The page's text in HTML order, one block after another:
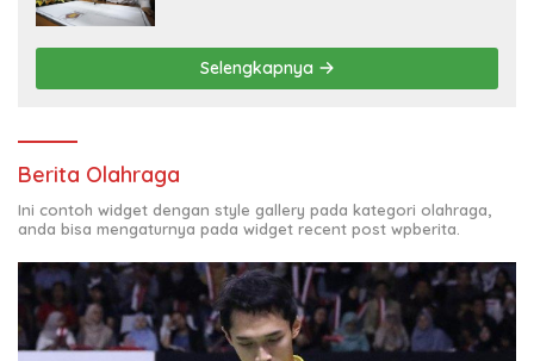
Selengkapnya
Berita Olahraga
Ini contoh widget dengan style gallery pada kategori olahraga,
anda bisa mengaturnya pada widget recent post wpberita.